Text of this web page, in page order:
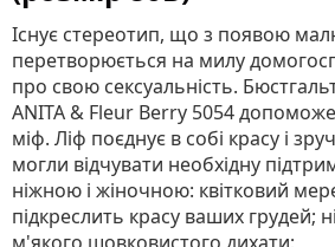
Існує стереотип, що з появою
перетворюється на милу
про свою сексуальність.
ANITA & Fleur Berry 5054
міф. Ліф поєднує в собі красу і
могли відчувати необхідну
ніжною і жіночною: квітковий
підкреслить красу ваших грудей;